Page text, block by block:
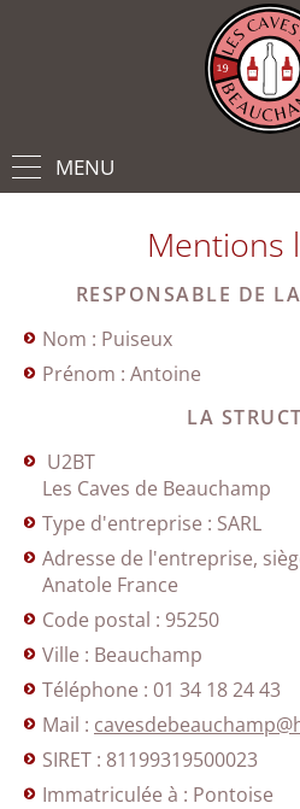
MENU
Mentions
RESPONSABLE DE
Nom : Puiseux
Prénom : Antoine
LA
U2BT
Les Caves de Beauchamp
Type d'entreprise : SARL
Adresse de l'entreprise,
Anatole France
Code postal : 95250
Ville : Beauchamp
Téléphone : 01 34 18 24 43
Mail :
SIRET : 81199319500023
Immatriculée à : Pontoise